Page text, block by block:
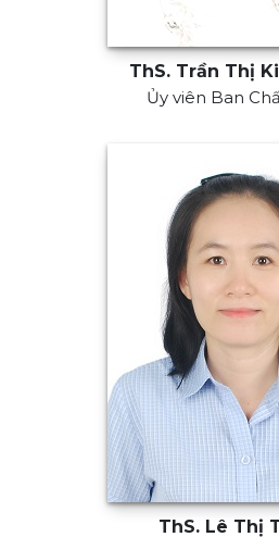
ThS. Trần Thị
Ủy viên Ban
ThS. Lê Thị